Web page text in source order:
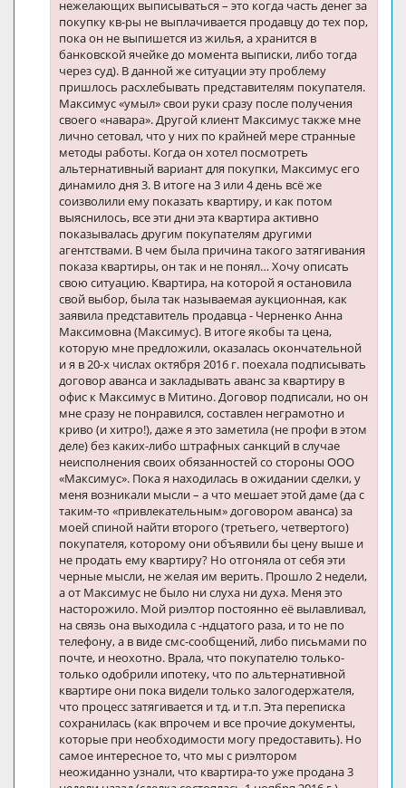
нежелающих выписываться – это когда часть денег за
покупку кв-ры не выплачивается продавцу до тех пор,
пока он не выпишется из жилья, а хранится в
банковской ячейке до момента выписки, либо тогда
через суд). В данной же ситуации эту проблему
пришлось расхлебывать представителям покупателя.
Максимус «умыл» свои руки сразу после получения
своего «навара». Другой клиент Максимус также мне
лично сетовал, что у них по крайней мере странные
методы работы. Когда он хотел посмотреть
альтернативный вариант для покупки, Максимус его
динамило дня 3. В итоге на 3 или 4 день всё же
соизволили ему показать квартиру, и как потом
выяснилось, все эти дни эта квартира активно
показывалась другим покупателям другими
агентствами. В чем была причина такого затягивания
показа квартиры, он так и не понял… Хочу описать
свою ситуацию. Квартира, на которой я остановила
свой выбор, была так называемая аукционная, как
заявила представитель продавца - Черненко Анна
Максимовна (Максимус). В итоге якобы та цена,
которую мне предложили, оказалась окончательной
и я в 20-х числах октября 2016 г. поехала подписывать
договор аванса и закладывать аванс за квартиру в
офис к Максимус в Митино. Договор подписали, но он
мне сразу не понравился, составлен неграмотно и
криво (и хитро!), даже я это заметила (не профи в этом
деле) без каких-либо штрафных санкций в случае
неисполнения своих обязанностей со стороны ООО
«Максимус». Пока я находилась в ожидании сделки, у
меня возникали мысли – а что мешает этой даме (да с
таким-то «привлекательным» договором аванса) за
моей спиной найти второго (третьего, четвертого)
покупателя, которому они объявили бы цену выше и
не продать ему квартиру? Но отгоняла от себя эти
черные мысли, не желая им верить. Прошло 2 недели,
а от Максимус не было ни слуха ни духа. Меня это
насторожило. Мой риэлтор постоянно её вылавливал,
на связь она выходила с -ндцатого раза, и то не по
телефону, а в виде смс-сообщений, либо письмами по
почте, и неохотно. Врала, что покупателю только-
только одобрили ипотеку, что по альтернативной
квартире они пока видели только залогодержателя,
что процесс затягивается и тд. и т.п. Эта переписка
сохранилась (как впрочем и все прочие документы,
которые при необходимости могу предоставить). Но
самое интересное то, что мы с риэлтором
неожиданно узнали, что квартира-то уже продана 3